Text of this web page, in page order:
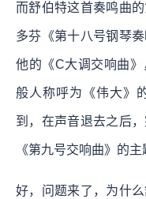
而舒伯特这首奏鸣曲
多芬《第十八号钢琴
他的《C大调交响曲
般人称呼为《伟大》
到，在声音退去之后
《第九号交响曲》的主
好，问题来了，为什